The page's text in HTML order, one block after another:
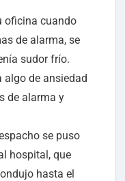
oficina cuando
de alarma, se
sudor frío.
algo de ansiedad
de alarma y
se puso
hospital, que
hasta el